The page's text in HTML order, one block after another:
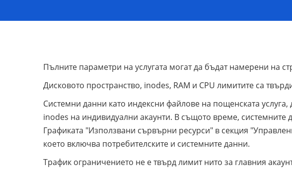
Пълните параметри на услугата могат да бъдат намерени на
Дисковото пространство, inodes, RAM и CPU лимитите са
Системни данни като индексни файлове на пощенската
inodes на индивидуални акаунти. В същото време,
Графиката "Използвани сървърни ресурси" в секция
което включва потребителските и системните данни.
Трафик ограничението не е твърд лимит нито за главния